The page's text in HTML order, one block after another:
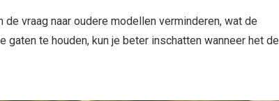
vraag naar oudere modellen verminderen, wat de
gaten te houden, kun je beter inschatten wanneer het de